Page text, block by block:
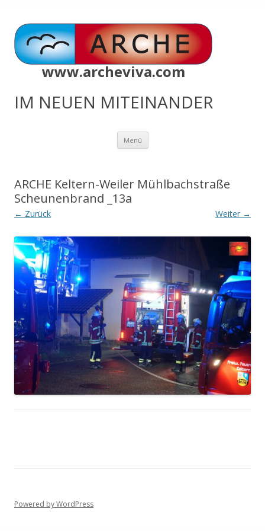
www.archeviva.com
IM NEUEN MITEINANDER
Menü Zum
springen
ARCHE Keltern-Weiler Mühlbachstraße
Scheunenbrand _13a
← Zurück Weiter →
Powered by WordPress